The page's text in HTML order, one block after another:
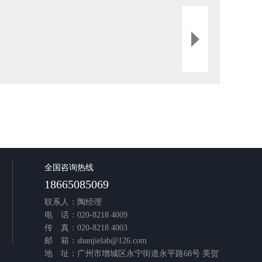
全国咨询热线
18665085069
联系人：陶经理
电 话：020-8218 4009
传 真：020-8218 4003
邮 箱：shunjielab@126.com
地 址：广州市增城区永宁街道永平路68号 美贺